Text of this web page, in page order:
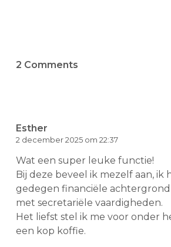
2 Comments
Esther
2 december 2025 om 22:37
Wat een super leuke functie!
Bij deze beveel ik mezelf aan, ik
gedegen financiële
met secretariële vaardigheden.
Het liefst stel ik me voor onder
een kop koffie.